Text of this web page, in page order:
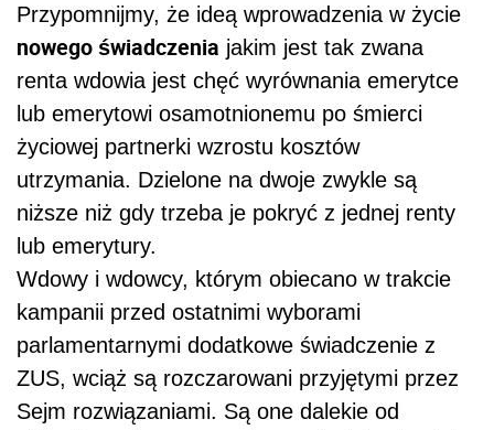
Przypomnijmy, że ideą wprowadzenia w życie
nowego świadczenia jakim jest tak zwana
renta wdowia jest chęć wyrównania emerytce
lub emerytowi osamotnionemu po śmierci
życiowej partnerki wzrostu kosztów
utrzymania. Dzielone na dwoje zwykle są
niższe niż gdy trzeba je pokryć z jednej renty
lub emerytury.
Wdowy i wdowcy, którym obiecano w trakcie
kampanii przed ostatnimi wyborami
parlamentarnymi dodatkowe świadczenie z
ZUS, wciąż są rozczarowani przyjętymi przez
Sejm rozwiązaniami. Są one dalekie od